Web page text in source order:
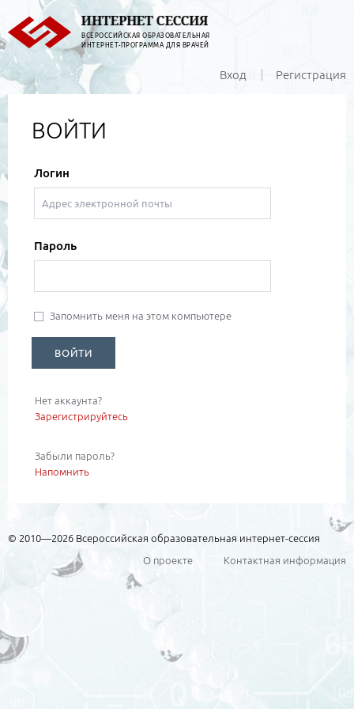
ВСЕРОССИЙСКАЯ ОБРАЗОВАТЕЛЬНАЯ
ИНТЕРНЕТ-ПРОГРАММА ДЛЯ ВРАЧЕЙ
Вход Регистрация
ВОЙТИ
Логин
Пароль
Запомнить меня на этом компьютере
ВОЙТИ
Нет аккаунта?
Зарегистрируйтесь
Забыли пароль?
Напомнить
© 2010—2026 Всероссийская образовательная интернет-сессия
О проекте
Контактная информация